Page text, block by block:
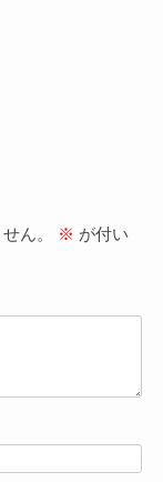
ん。 ※ が付い